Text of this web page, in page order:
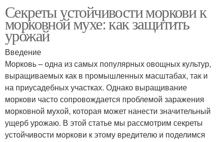
Секреты устойчивости моркови к
морковной мухе: как защитить
урожай
Введение
Морковь – одна из самых популярных овощных культур,
выращиваемых как в промышленных масштабах, так и
на приусадебных участках. Однако выращивание
моркови часто сопровождается проблемой заражения
морковной мухой, которая может нанести значительный
ущерб урожаю. В этой статье мы рассмотрим секреты
устойчивости моркови к этому вредителю и поделимся